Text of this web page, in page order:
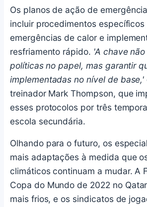
Os planos de ação de
incluir procedimentos específicos
emergências de calor e
resfriamento rápido. 'A chave
políticas no papel, mas garantir
implementadas no nível de base,'
treinador Mark Thompson, que
esses protocolos por três
escola secundária.
Olhando para o futuro, os
mais adaptações à medida que
climáticos continuam a mudar. A
Copa do Mundo de 2022 no
mais frios, e os sindicatos de